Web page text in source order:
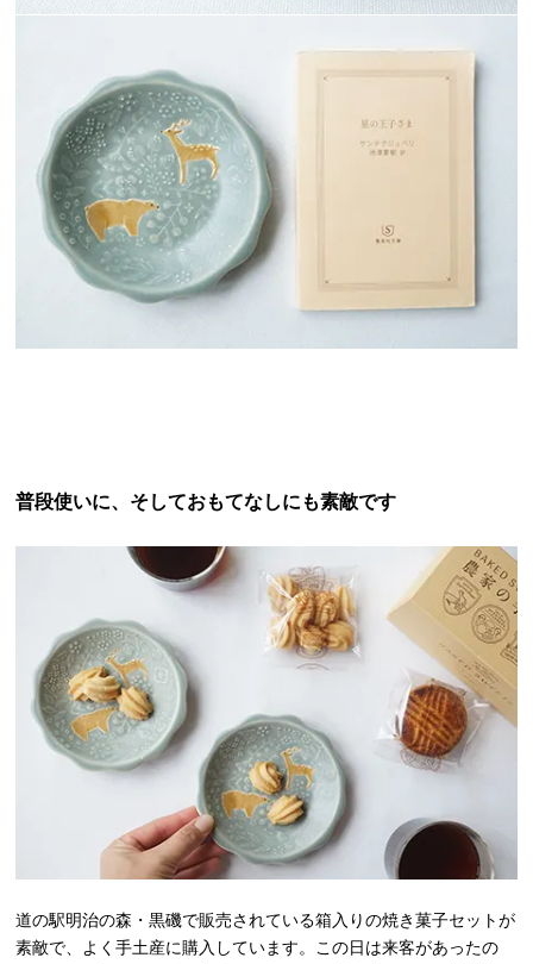
普段使いに、そしておもてなしにも素敵です
道の駅明治の森・黒磯で販売されている箱入りの焼き菓子セットが
素敵で、よく手土産に購入しています。この日は来客があったの